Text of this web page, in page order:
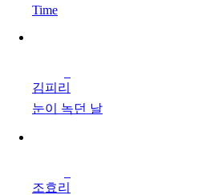
Time
김피리
눈이 녹던 날
조효리